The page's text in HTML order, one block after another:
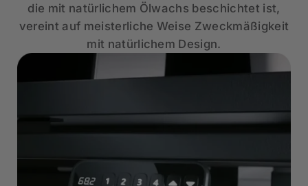
die mit natürlichem Ölwachs beschichtet ist,
vereint auf meisterliche Weise Zweckmäßigkeit
mit natürlichem Design.